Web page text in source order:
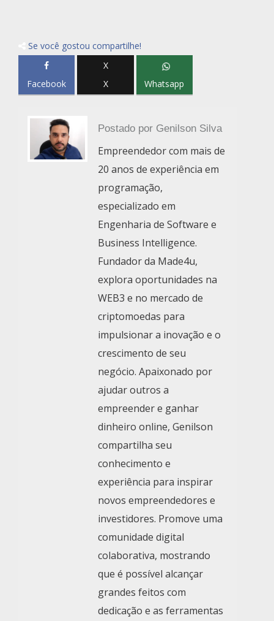
Se você gostou compartilhe!
Facebook
X
X
Whatsapp
Postado por Genilson Silva
Empreendedor com mais de
20 anos de experiência em
programação,
especializado em
Engenharia de Software e
Business Intelligence.
Fundador da Made4u,
explora oportunidades na
WEB3 e no mercado de
criptomoedas para
impulsionar a inovação e o
crescimento de seu
negócio. Apaixonado por
ajudar outros a
empreender e ganhar
dinheiro online, Genilson
compartilha seu
conhecimento e
experiência para inspirar
novos empreendedores e
investidores. Promove uma
comunidade digital
colaborativa, mostrando
que é possível alcançar
grandes feitos com
dedicação e as ferramentas